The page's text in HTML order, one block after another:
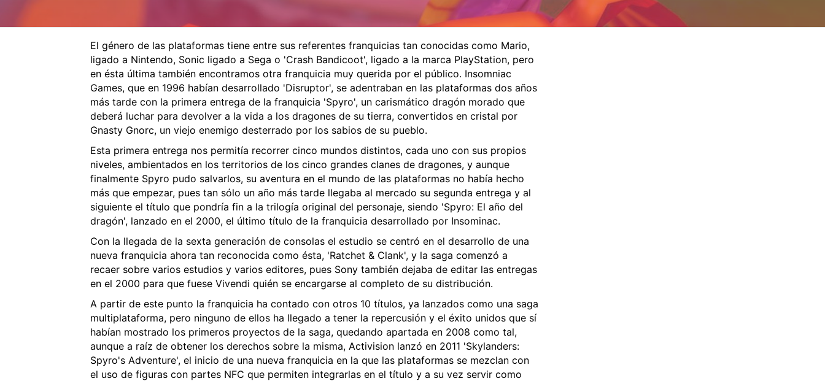
El género de las plataformas tiene entre sus referentes franquicias tan conocidas como Mario,
ligado a Nintendo, Sonic ligado a Sega o 'Crash Bandicoot', ligado a la marca PlayStation, pero
en ésta última también encontramos otra franquicia muy querida por el público. Insomniac
Games, que en 1996 habían desarrollado 'Disruptor', se adentraban en las plataformas dos años
más tarde con la primera entrega de la franquicia 'Spyro', un carismático dragón morado que
deberá luchar para devolver a la vida a los dragones de su tierra, convertidos en cristal por
Gnasty Gnorc, un viejo enemigo desterrado por los sabios de su pueblo.
Esta primera entrega nos permitía recorrer cinco mundos distintos, cada uno con sus propios
niveles, ambientados en los territorios de los cinco grandes clanes de dragones, y aunque
finalmente Spyro pudo salvarlos, su aventura en el mundo de las plataformas no había hecho
más que empezar, pues tan sólo un año más tarde llegaba al mercado su segunda entrega y al
siguiente el título que pondría fin a la trilogía original del personaje, siendo 'Spyro: El año del
dragón', lanzado en el 2000, el último título de la franquicia desarrollado por Insominac.
Con la llegada de la sexta generación de consolas el estudio se centró en el desarrollo de una
nueva franquicia ahora tan reconocida como ésta, 'Ratchet & Clank', y la saga comenzó a
recaer sobre varios estudios y varios editores, pues Sony también dejaba de editar las entregas
en el 2000 para que fuese Vivendi quién se encargarse al completo de su distribución.
A partir de este punto la franquicia ha contado con otros 10 títulos, ya lanzados como una saga
multiplataforma, pero ninguno de ellos ha llegado a tener la repercusión y el éxito unidos que sí
habían mostrado los primeros proyectos de la saga, quedando apartada en 2008 como tal,
aunque a raíz de obtener los derechos sobre la misma, Activision lanzó en 2011 'Skylanders:
Spyro's Adventure', el inicio de una nueva franquicia en la que las plataformas se mezclan con
el uso de figuras con partes NFC que permiten integrarlas en el título y a su vez servir como